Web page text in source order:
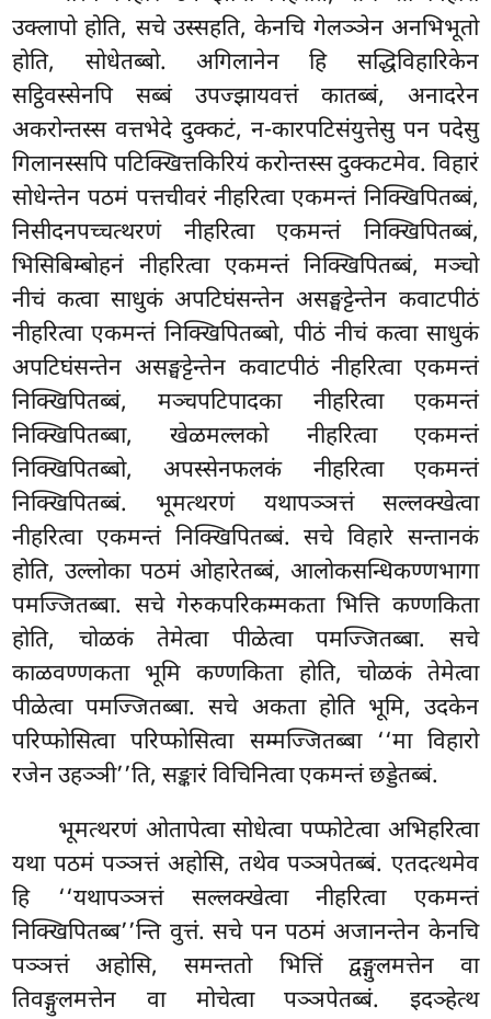
उक्लापो होति, सचे उस्सहति, केनचि गेलञ्ञेन अनभिभूतो
होति, सोधेतब्बो. अगिलानेन हि सद्धिविहारिकेन
सट्ठिवस्सेनपि सब्बं उपज्झायवत्तं कातब्बं, अनादरेन
अकरोन्तस्स वत्तभेदे दुक्कटं, न-कारपटिसंयुत्तेसु पन पदेसु
गिलानस्सपि पटिक्खित्तकिरियं करोन्तस्स दुक्कटमेव. विहारं
सोधेन्तेन पठमं पत्तचीवरं नीहरित्वाएकमन्तं निक्खिपितब्बं,
निसीदनपच्चत्थरणं नीहरित्वा एकमन्तं निक्खिपितब्बं,
भिसिबिम्बोहनं नीहरित्वा एकमन्तं निक्खिपितब्बं, मञ्चो
नीचं कत्वा साधुकं अपटिघंसन्तेन असङ्घट्टेन्तेन कवाटपीठं
नीहरित्वा एकमन्तं निक्खिपितब्बो, पीठं नीचं कत्वा साधुकं
अपटिघंसन्तेन असङ्घट्टेन्तेन कवाटपीठं नीहरित्वा एकमन्तं
निक्खिपितब्बं, मञ्चपटिपादका नीहरित्वा एकमन्तं
निक्खिपितब्बा, खेळमल्लको नीहरित्वा एकमन्तं
निक्खिपितब्बो, अपस्सेनफलकं नीहरित्वा एकमन्तं
निक्खिपितब्बं. भूमत्थरणं यथापञ्ञत्तं सल्लक्खेत्वा
नीहरित्वा एकमन्तं निक्खिपितब्बं. सचे विहारे सन्तानकं
होति, उल्लोका पठमं ओहारेतब्बं, आलोकसन्धिकण्णभागा
पमज्जितब्बा. सचे गेरुकपरिकम्मकता भित्ति कण्णकिता
होति, चोळकं तेमेत्वा पीळेत्वा पमज्जितब्बा. सचे
काळवण्णकता भूमि कण्णकिता होति, चोळकं तेमेत्वा
पीळेत्वा पमज्जितब्बा. सचे अकता होति भूमि, उदकेन
परिप्फोसित्वा परिप्फोसित्वा सम्मज्जितब्बा ‘‘मा विहारो
रजेन उहञ्ञी’’ति, सङ्कारं विचिनित्वा एकमन्तं छड्डेतब्बं.
भूमत्थरणं ओतापेत्वा सोधेत्वा पप्फोटेत्वा अभिहरित्वा
यथा पठमं पञ्ञत्तं अहोसि, तथेव पञ्ञपेतब्बं. एतदत्थमेव
हि ‘‘यथापञ्ञत्तं सल्लक्खेत्वा नीहरित्वा एकमन्तं
निक्खिपितब्ब’’न्ति वुत्तं. सचे पन पठमं अजानन्तेन केनचि
पञ्ञत्तं अहोसि, समन्ततो भित्तिं द्वङ्गुलमत्तेन वा
तिवङ्गुलमत्तेन वा मोचेत्वा पञ्ञपेतब्बं. इदञ्हेत्थ